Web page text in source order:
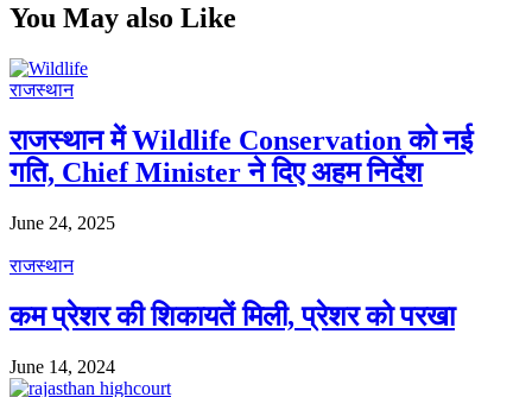
You May also Like
राजस्थान
राजस्थान में Wildlife Conservation को नई
गति, Chief Minister ने दिए अहम निर्देश
June 24, 2025
राजस्थान
कम प्रेशर की शिकायतें मिली, प्रेशर को परखा
June 14, 2024